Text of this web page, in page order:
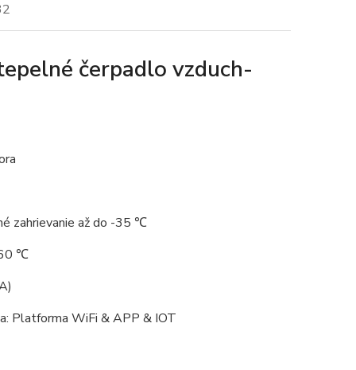
čerpadlo vzduch-
zahrievanie až do -35 ℃
℃
Platforma WiFi & APP & IOT